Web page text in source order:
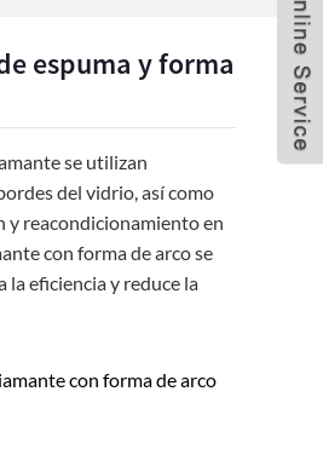
espuma y forma
se utilizan
del vidrio, así como
y reacondicionamiento en
con forma de arco se
la eficiencia y reduce la
con forma de arco